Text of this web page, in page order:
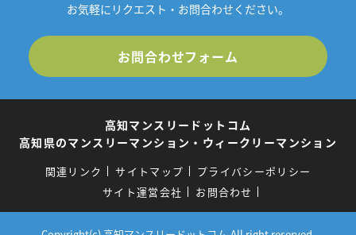
お気軽にリクエスト・お問合わせください。
お問合わせフォーム
高知マンスリードットコム
高知県のマンスリーマンション・ウィークリーマンション
関連リンク サイトマップ
プライバシーポリシー
サイト運営会社
お問合わせ